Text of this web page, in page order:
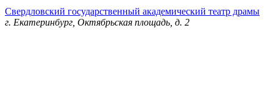
Свердловский государственный академический театр драмы
г. Екатеринбург, Октябрьская площадь, д. 2